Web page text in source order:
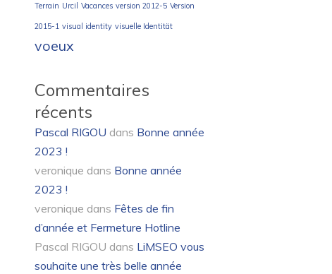
Terrain Urcil Vacances version 2012-5 Version
2015-1 visual identity visuelle Identität
voeux
Commentaires
récents
Pascal RIGOU dans Bonne année
2023 !
veronique dans Bonne année
2023 !
veronique dans Fêtes de fin
d’année et Fermeture Hotline
Pascal RIGOU dans LiMSEO vous
souhaite une très belle année